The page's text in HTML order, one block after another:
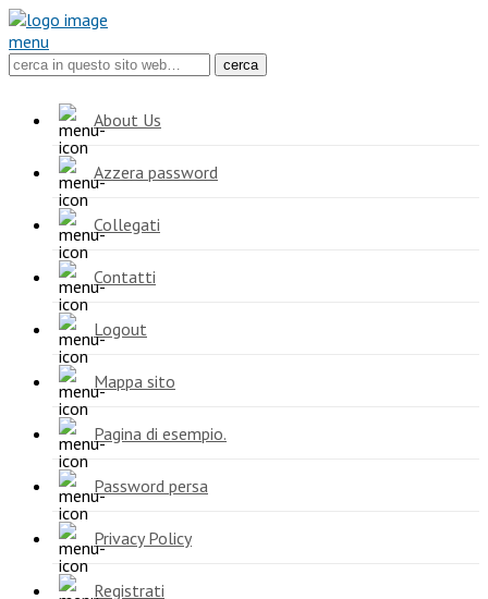
menu
About Us
Azzera password
Collegati
Contatti
Logout
Mappa sito
Pagina di esempio.
Password persa
Privacy Policy
Registrati